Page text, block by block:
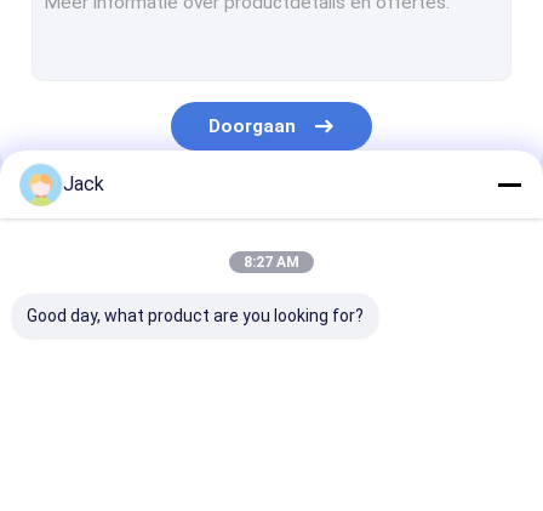
diamant malende spelden
CBN Malende spelden
gegalvaniseerd diamantblad
Doorgaan
Onze Categorieën
Jack
8:27 AM
Good day, what product are you looking for?